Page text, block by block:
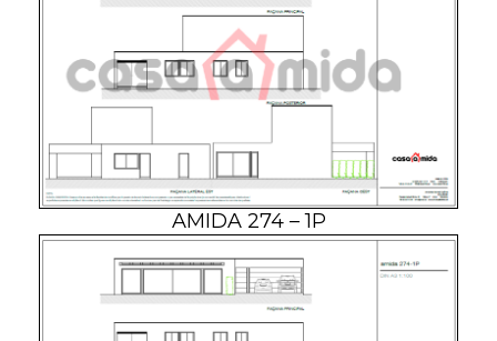
AMIDA 274 – 1P